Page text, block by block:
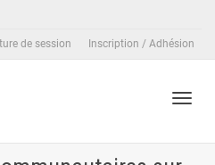
de session Inscription / Adhésion